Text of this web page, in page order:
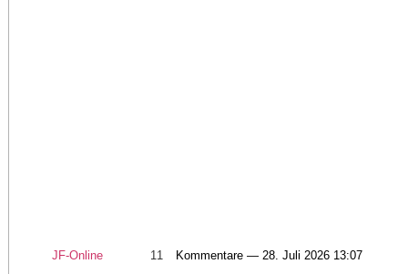
JF-Online 11 Kommentare — 28. Juli 2026 13:07